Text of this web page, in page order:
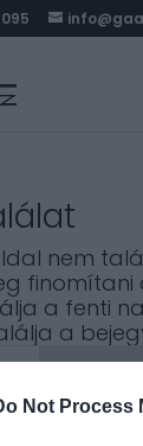
Not Process
nem
finomítani
a fenti
a